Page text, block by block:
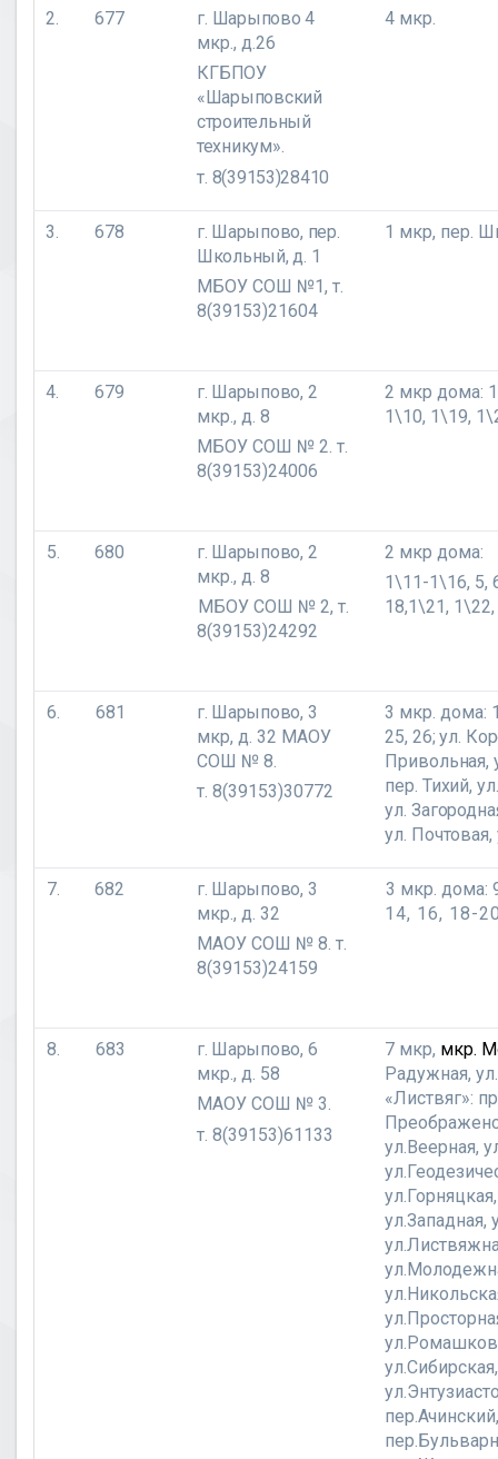
2. 677 г. Шарыпово4
мкр., д.26
КГБПОУ
«Шарыповский
строительный
техникум».
т. 8(39153)28410
4 мкр.
3. 678
г. Шарыпово, пер.
Школьный, д. 1
МБОУ СОШ №1, т.
8(39153)21604
1 мкр, пер.
4. 679 г. Шарыпово, 2
мкр., д. 8
МБОУ СОШ № 2. т.
8(39153)24006
2 мкр дома:
1\10, 1\19,
5. 680 г. Шарыпово, 2
мкр., д. 8
МБОУ СОШ № 2, т.
8(39153)24292
2 мкр дома:
1\11-1\16, 5,
18,1\21,
6. 681 г. Шарыпово, 3
мкр, д. 32 МАОУ
СОШ № 8.
т. 8(39153)30772
3 мкр. дома:
25, 26; ул.
Привольная,
пер. Тихий,
ул.
ул.
7. 682 г. Шарыпово, 3
мкр., д. 32
МАОУ СОШ № 8. т.
8(39153)24159
3 мкр. дома:
14, 16, 18-
8. 683 г. Шарыпово, 6
мкр., д. 58
МАОУ СОШ № 3.
т. 8(39153)61133
7 мкр, мкр.
Радужная,
«Листвяг»:
ул.Веерная,
ул.Западная,